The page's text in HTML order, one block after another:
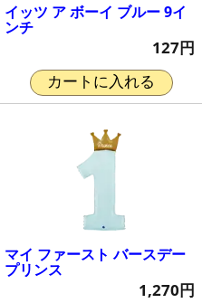
イッツ ア ボーイ ブルー 9イ
ンチ
127円
カートに入れる
マイ ファースト バースデー
プリンス
1,270円